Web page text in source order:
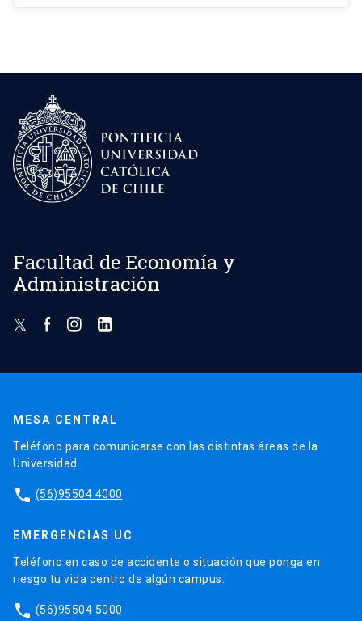
Facultad de Economía y
Administración
MESA CENTRAL
Teléfono para comunicarse con las distintas áreas de la
Universidad.
phone (56)95504 4000
EMERGENCIAS UC
Teléfono en caso de accidente o situación que ponga en
riesgo tu vida dentro de algún campus.
phone (56)95504 5000